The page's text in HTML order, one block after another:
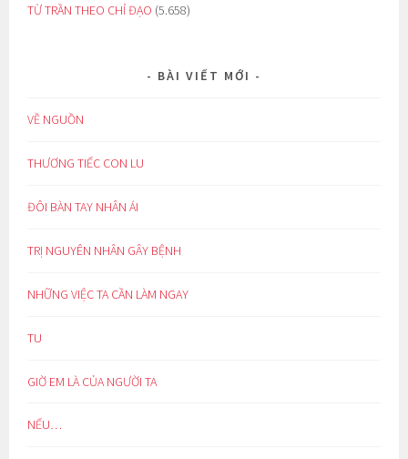
TỪ TRẦN THEO CHỈ ĐẠO (5.658)
BÀI VIẾT MỚI
VỀ NGUỒN
THƯƠNG TIẾC CON LU
ĐÔI BÀN TAY NHÂN ÁI
TRỊ NGUYÊN NHÂN GÂY BỆNH
NHỮNG VIỆC TA CẦN LÀM NGAY
TU
GIỜ EM LÀ CỦA NGƯỜI TA
NẾU…